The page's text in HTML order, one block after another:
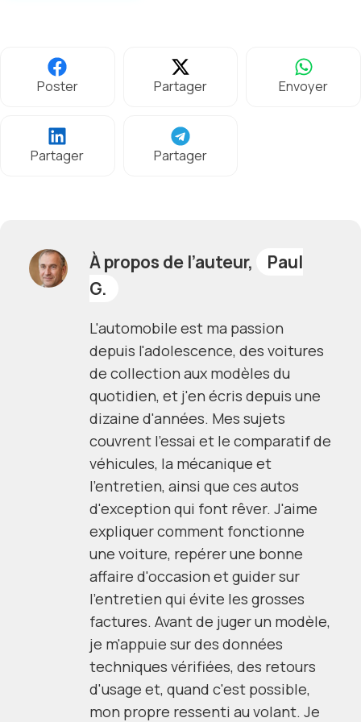
Poster Partager Envoyer
Partager Partager
À propos de l’auteur,
Paul
G.
L'automobile est ma passion
depuis l'adolescence, des voitures
de collection aux modèles du
quotidien, et j'en écris depuis une
dizaine d'années. Mes sujets
couvrent l'essai et le comparatif de
véhicules, la mécanique et
l'entretien, ainsi que ces autos
d'exception qui font rêver. J'aime
expliquer comment fonctionne
une voiture, repérer une bonne
affaire d'occasion et guider sur
l'entretien qui évite les grosses
factures. Avant de juger un modèle,
je m'appuie sur des données
techniques vérifiées, des retours
d'usage et, quand c'est possible,
mon propre ressenti au volant. Je